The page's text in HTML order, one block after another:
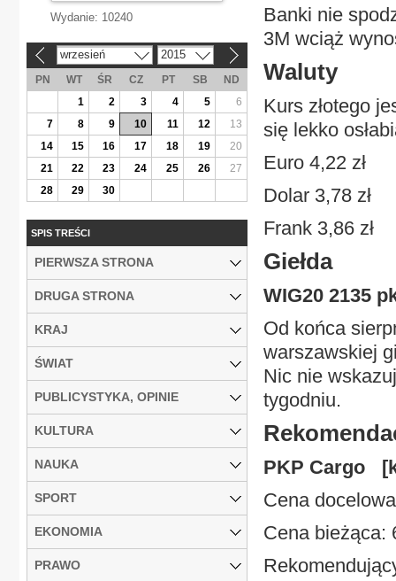
Banki nie
3M wciąż
Waluty
Kurs złotego
się lekko
Euro 4,22 zł
Dolar 3,78 zł
Frank 3,86 zł
Giełda
WIG20 2135
Od końca
warszawskiej
Nic nie
tygodniu.
PKP Cargo
Cena
Cena bieżąca:
Wydanie: 10240
wrzesień 2015
PN WT ŚR CZ PT SB
ND
1
2 3 4 5
6
7
8 9 10 11 12
13
14
15 16 17 18 19
20
21
22 23 24 25 26
27
28
29 30
SPIS TREŚCI
PIERWSZA STRONA
DRUGA STRONA
KRAJ
ŚWIAT
PUBLICYSTYKA, OPINIE
KULTURA
NAUKA
SPORT
EKONOMIA
PRAWO